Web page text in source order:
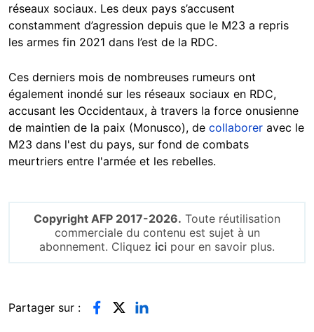
réseaux sociaux. Les deux pays s’accusent
constamment d’agression depuis que le M23 a repris
les armes fin 2021 dans l’est de la RDC.
Ces derniers mois de nombreuses rumeurs ont
également inondé sur les réseaux sociaux en RDC,
accusant les Occidentaux, à travers la force onusienne
de maintien de la paix (Monusco), de collaborer avec le
M23 dans l'est du pays, sur fond de combats
meurtriers entre l'armée et les rebelles.
Copyright AFP 2017-2026. Toute réutilisation
commerciale du contenu est sujet à un
abonnement. Cliquez ici pour en savoir plus.
Partager sur :